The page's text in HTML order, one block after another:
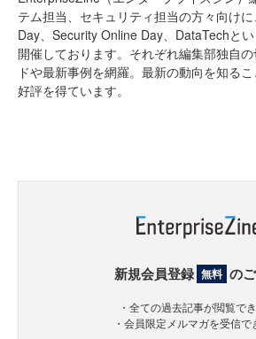
テム担当、セキュリティ担当の方々向け
Day、Security Online Day、DataTechと
開催しております。それぞれ編集部独自
ドや最新事例を網羅。最新の動向を知るこ
好評を得ています。
新規会員登録 無料 の
・全ての過去記事が閲覧で
・会員限定メルマガを受信で